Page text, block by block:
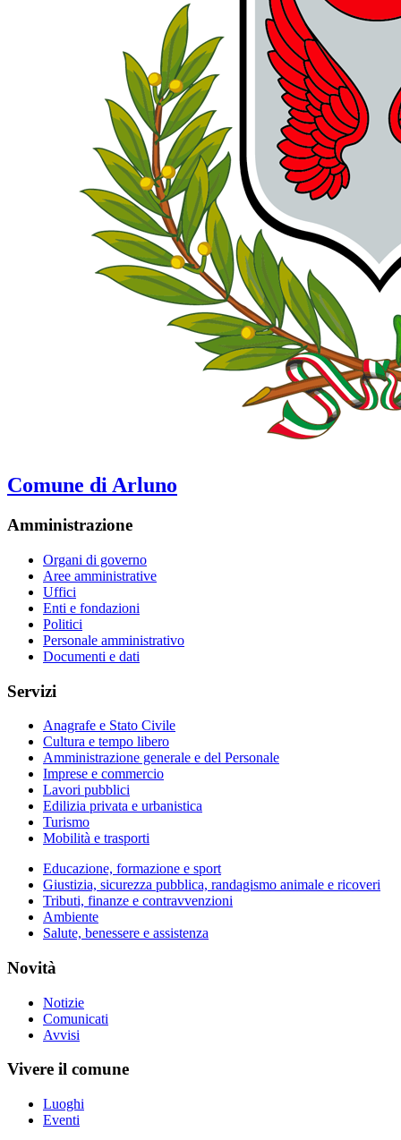
Comune di Arluno
Amministrazione
Organi di governo
Aree amministrative
Uffici
Enti e fondazioni
Politici
Personale amministrativo
Documenti e dati
Servizi
Anagrafe e Stato Civile
Cultura e tempo libero
Amministrazione generale e del Personale
Imprese e commercio
Lavori pubblici
Edilizia privata e urbanistica
Turismo
Mobilità e trasporti
Educazione, formazione e sport
Giustizia, sicurezza pubblica, randagismo animale e ricoveri
Tributi, finanze e contravvenzioni
Ambiente
Salute, benessere e assistenza
Novità
Notizie
Comunicati
Avvisi
Vivere il comune
Luoghi
Eventi